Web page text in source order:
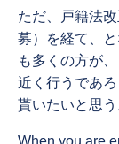
ただ、戸籍法
募）を経て、
も多くの方が、
近く行うであ
貰いたいと思う
When you are